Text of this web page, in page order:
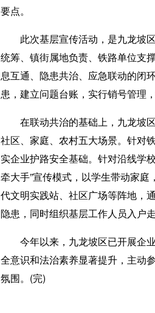
要点。
此次基层宣传活动，是九龙坡区
统筹、镇街属地负责、铁路单位支
息互通、隐患共治、应急联动的闭
患，建立问题台账，实行销号管理
在联动共治的基础上，九龙坡区
社区、家庭、农村五大场景。针对
实企业护路安全基础。针对沿线学
牵大手”宣传模式，以学生带动家
代文明实践站、社区广场等阵地，
隐患，同时组织基层工作人员入户
今年以来，九龙坡区已开展企业
全意识和法治素养显著提升，主动
氛围。(完)